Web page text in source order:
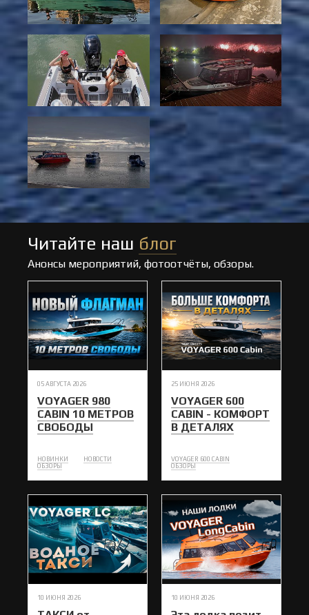
Читайте наш блог
Анонсы мероприятий, фотоотчёты, обзоры.
05 АВГУСТА 2026
VOYAGER 980
CABIN 10 МЕТРОВ
СВОБОДЫ
НОВИНКИ
НОВОСТИ
ОБЗОРЫ
25 ИЮНЯ 2026
VOYAGER 600
CABIN - КОМФОРТ
В ДЕТАЛЯХ
VOYAGER 600 CABIN
ОБЗОРЫ
10 ИЮНЯ 2026 10 ИЮНЯ 2026